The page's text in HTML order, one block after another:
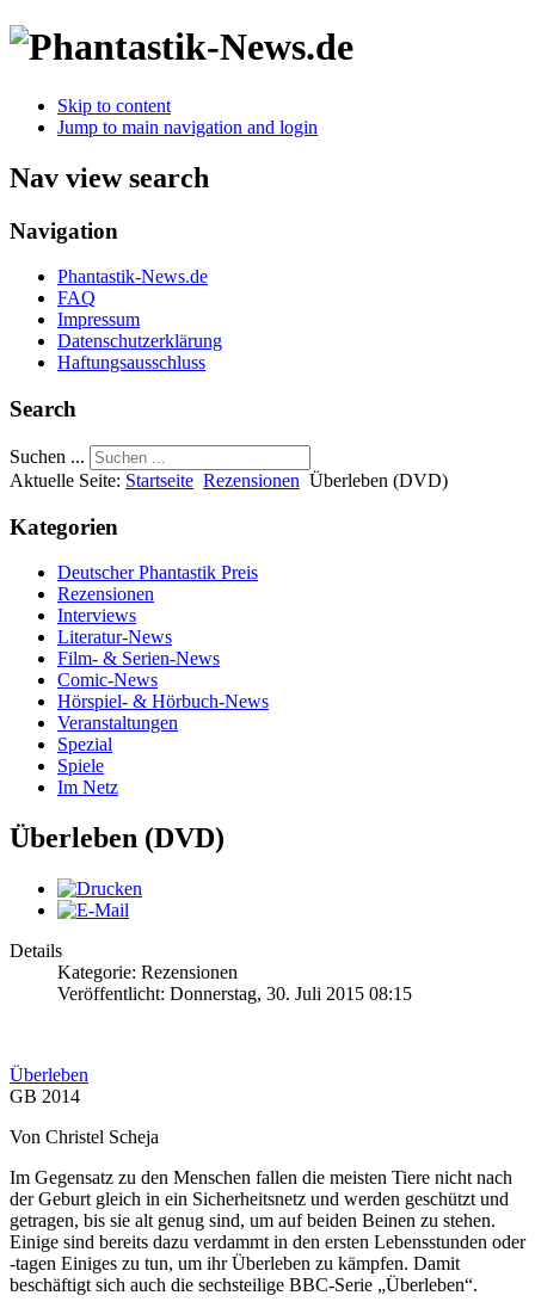
Skip to content
Jump to main navigation and login
Nav view search
Navigation
Phantastik-News.de
FAQ
Impressum
Datenschutzerklärung
Haftungsausschluss
Search
Suchen ...
Aktuelle Seite: Startseite Rezensionen Überleben (DVD)
Kategorien
Deutscher Phantastik Preis
Rezensionen
Interviews
Literatur-News
Film- & Serien-News
Comic-News
Hörspiel- & Hörbuch-News
Veranstaltungen
Spezial
Spiele
Im Netz
Überleben (DVD)
Details
Kategorie: Rezensionen
Veröffentlicht: Donnerstag, 30. Juli 2015 08:15
Überleben
GB 2014
Von Christel Scheja
Im Gegensatz zu den Menschen fallen die meisten Tiere nicht nach
der Geburt gleich in ein Sicherheitsnetz und werden geschützt und
getragen, bis sie alt genug sind, um auf beiden Beinen zu stehen.
Einige sind bereits dazu verdammt in den ersten Lebensstunden oder
-tagen Einiges zu tun, um ihr Überleben zu kämpfen. Damit
beschäftigt sich auch die sechsteilige BBC-Serie „Überleben“.